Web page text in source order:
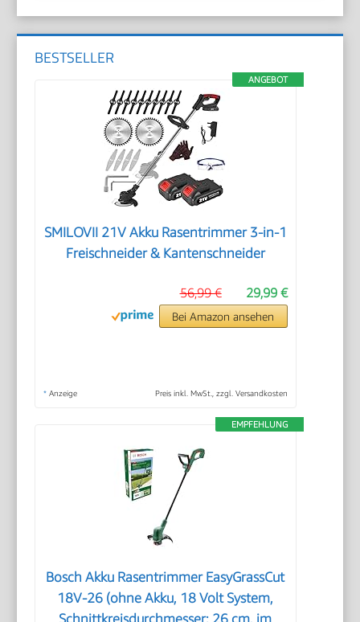
BESTSELLER
ANGEBOT
SMILOVII 21V Akku Rasentrimmer 3-in-1
Freischneider & Kantenschneider
29,99 €
56,99 €
Bei Amazon ansehen
* Anzeige Preis inkl. MwSt., zzgl. Versandkosten
EMPFEHLUNG
Bosch Akku Rasentrimmer EasyGrassCut
18V-26 (ohne Akku, 18 Volt System,
Schnittkreisdurchmesser: 26 cm, im